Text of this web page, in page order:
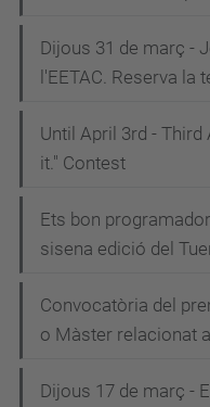
Dijous 31 de març -
l'EETAC. Reserva la
Until April 3rd - Third
it." Contest
Ets bon
sisena edició del
Convocatòria del
o Màster relacionat
Dijous 17 de març -